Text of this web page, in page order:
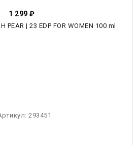
1 299 ₽
293451